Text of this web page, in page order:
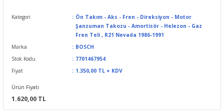
Kategori
Ön Takım - Aks - Fren - Direksiyon - Motor
Şanzuman Takozu - Amortisör - Helezon - Gaz
Fren Teli , R21 Nevada 1986-1991
Marka
BOSCH
Stok Kodu
7701467954
Fiyat
1.350,00 TL + KDV
Ürün Fiyatı
1.620,00 TL